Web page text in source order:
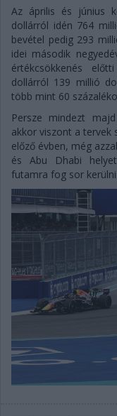
Az április és június
dollárról idén 764
bevétel pedig 293
idei második
értékcsökkenés
dollárról 139 millió
több mint 60
Persze mindezt
akkor viszont a tervek
előző évben, még
és Abu Dhabi
futamra fog sor